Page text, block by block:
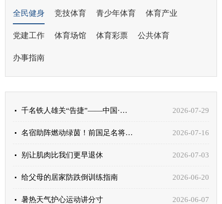
全民健身 竞技体育 青少年体育 体育产业
党建工作 体育场馆 体育彩票 公共体育
办事指南
千名铁人雄关“告捷”——中国·嘉峪关第十七届国际铁人三项赛成功举办 2026-07-29
名宿助阵燃动绿茵！前国足名将杨璞空降陇超联赛嘉峪关主场赛事现场 2026-07-16
别让肌肉比我们更早退休 2026-07-03
给父母的居家防跌倒训练指南 2026-06-20
暑热天气护心运动讲分寸 2026-06-07